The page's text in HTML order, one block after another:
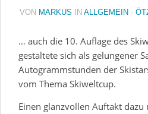
Datenschutzerklärung
VON MARKUS IN ALLGEMEIN ·
… auch die 10. Auflage des
gestaltete sich als gelungener
Autogrammstunden der
vom Thema Skiweltcup.
Einen glanzvollen Auftakt dazu